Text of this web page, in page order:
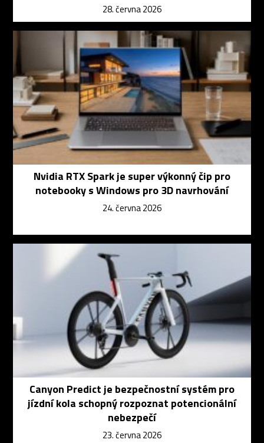
28. června 2026
Nvidia RTX Spark je super výkonný čip pro
notebooky s Windows pro 3D navrhování
24. června 2026
Canyon Predict je bezpečnostní systém pro
jízdní kola schopný rozpoznat potencionální
nebezpečí
23. června 2026